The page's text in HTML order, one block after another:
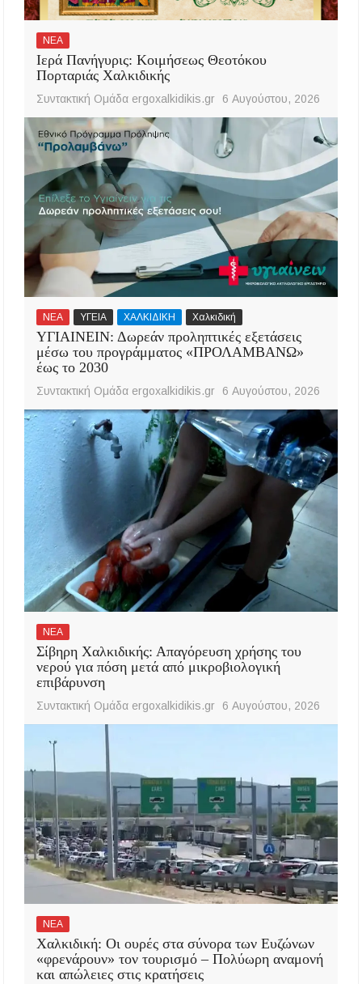
ΝΕΑ
Ιερά Πανήγυρις: Κοιμήσεως Θεοτόκου
Πορταριάς Χαλκιδικής
Συντακτική Ομάδα ergoxalkidikis.gr 6 Αυγούστου, 2026
ΝΕΑ ΥΓΕΙΑ ΧΑΛΚΙΔΙΚΗ Χαλκιδική
ΥΓΙΑΙΝΕΙΝ: Δωρεάν προληπτικές εξετάσεις
μέσω του προγράμματος «ΠΡΟΛΑΜΒΑΝΩ»
έως το 2030
Συντακτική Ομάδα ergoxalkidikis.gr 6 Αυγούστου, 2026
ΝΕΑ
Σίβηρη Χαλκιδικής: Απαγόρευση χρήσης του
νερού για πόση μετά από μικροβιολογική
επιβάρυνση
Συντακτική Ομάδα ergoxalkidikis.gr 6 Αυγούστου, 2026
ΝΕΑ
Χαλκιδική: Οι ουρές στα σύνορα των Ευζώνων
«φρενάρουν» τον τουρισμό – Πολύωρη αναμονή
και απώλειες στις κρατήσεις